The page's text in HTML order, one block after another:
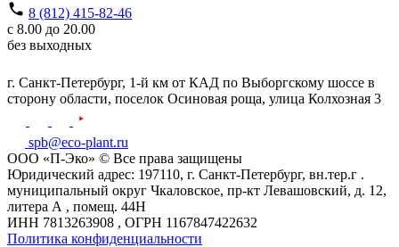
8 (812) 415-82-46
с 8.00 до 20.00
без выходных
г. Санкт-Петербург, 1-й км от КАД по Выборгскому шоссе в
сторону области, поселок Осиновая роща, улица Колхозная 3
spb@eco-plant.ru
ООО «П-Эко» © Все права защищены
Юридический адрес: 197110, г. Санкт-Петербург, вн.тер.г .
муниципальный округ Чкаловское, пр-кт Левашовский, д. 12,
литера А , помещ. 44Н
ИНН 7813263908 , ОГРН 1167847422632
Политика конфиденциальности